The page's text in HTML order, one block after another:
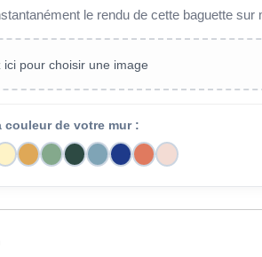
le rendu de cette baguette sur
ici pour choisir une image
couleur de votre mur :